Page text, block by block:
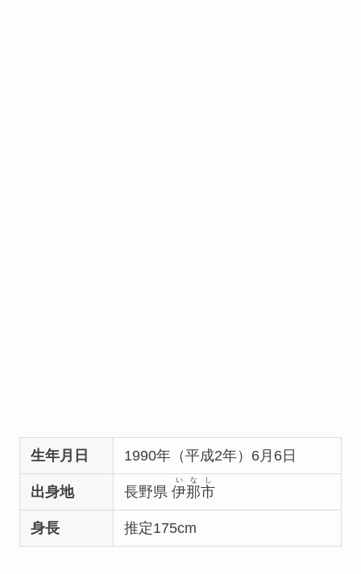
生年月日 1990年（平成2年）6月6日
出身地 長野県伊那市
いなし
身長 推定175cm